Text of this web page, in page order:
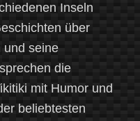
Inseln
über
und seine
die
mit Humor und
beliebtesten